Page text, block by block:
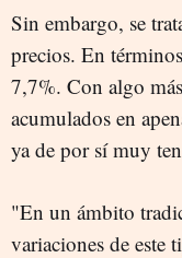
Sin embargo, se
precios. En
7,7%. Con algo
acumulados en
ya de por sí muy
"En un ámbito
variaciones de este